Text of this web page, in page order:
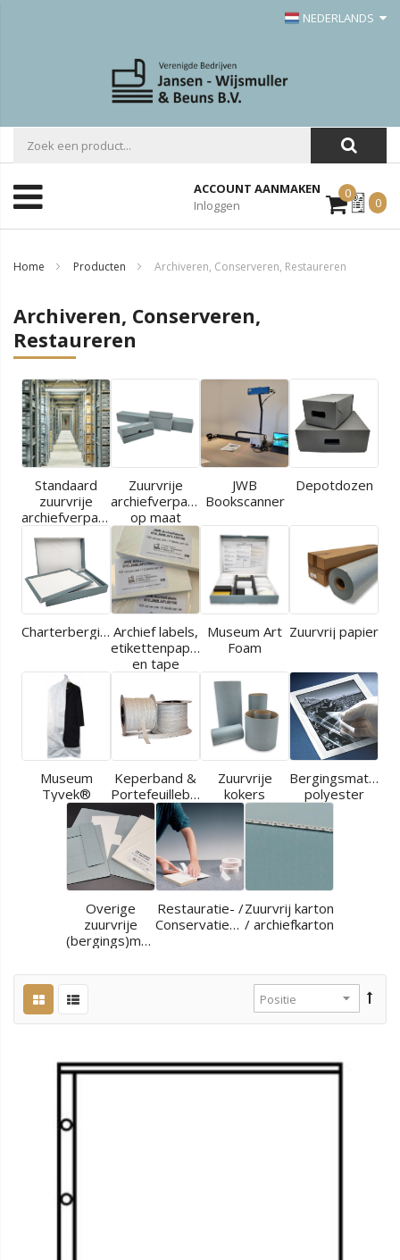
NEDERLANDS
ACCOUNT AANMAKEN
Inloggen
0Mijn
Offerte
0
Home Producten Archiveren, Conserveren, Restaureren
Archiveren, Conserveren,
Restaureren
Standaard
zuurvrije
archiefverpakkingen
Zuurvrije
archiefverpakkingen
op maat
JWB
Bookscanner
Depotdozen
Charterbergingen Archief labels,
etikettenpapier
en tape
Museum Art
Foam
Zuurvrij papier
Museum
Tyvek®
Keperband &
Portefeuilleband
Zuurvrije
kokers
polyester
Overige
zuurvrije
(bergings)materialen
Restauratie- /
Conservatiematerialen
Zuurvrij karton
/ archiefkarton